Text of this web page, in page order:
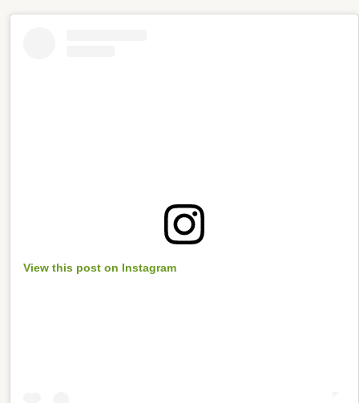
View this post on Instagram